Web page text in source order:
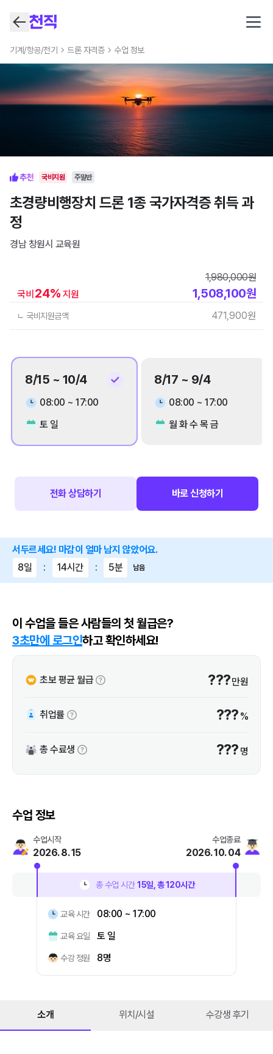
기계/항공/전기 드론 자격증 수업 정보
국비지원 주말반
초경량비행장치 드론 1종 국가자격증 취득 과
정
경남 창원시 교육원
국비 24% 지원
1,980,000원
1,508,100원
ㄴ 국비지원금액 471,900원
8/15 ~ 10/4
08:00 ~ 17:00
토 일
8/17 ~ 9/4
08:00 ~ 17:00
월 화 수 목 금
전화 상담하기 바로 신청하기
서두르세요! 마감이 얼마 남지 않았어요.
8일
: 14시간 : 5분 남음
이 수업을 들은 사람들의 첫 월급은?
3초만에 로그인하고 확인하세요!
초보 평균 월급 ???만원
취업률 ??? %
총 수료생 ??? 명
수업 정보
수업시작
2026. 8. 15
수업종료
2026. 10. 04
총 수업 시간 15일, 총120시간
교육 시간 08:00 ~ 17:00
교육 요일 토 일
수강 정원 8명
소개 위치/시설 수강생 후기